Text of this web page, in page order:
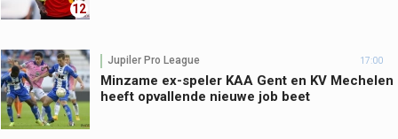
12
Jupiler Pro League 17:00
Minzame ex-speler KAA Gent en KV Mechelen
heeft opvallende nieuwe job beet